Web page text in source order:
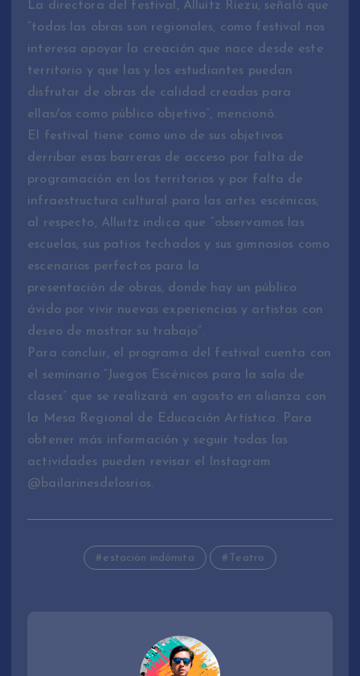
La directora del festival, Alluitz Riezu, señaló que
“todas las obras son regionales, como festival nos
interesa apoyar la creación que nace desde este
territorio y que las y los estudiantes puedan
disfrutar de obras de calidad creadas para
ellas/os como público objetivo”, mencionó.
El festival tiene como uno de sus objetivos
derribar esas barreras de acceso por falta de
programación en los territorios y por falta de
infraestructura cultural para las artes escénicas;
al respecto, Alluitz indica que “observamos las
escuelas, sus patios techados y sus gimnasios como
escenarios perfectos para la
presentación de obras, donde hay un público
ávido por vivir nuevas experiencias y artistas con
deseo de mostrar su trabajo”.
Para concluir, el programa del festival cuenta con
el seminario “Juegos Escénicos para la sala de
clases” que se realizará en agosto en alianza con
la Mesa Regional de Educación Artística. Para
obtener más información y seguir todas las
actividades pueden revisar el Instagram
@bailarinesdelosrios.
estación indómita Teatro